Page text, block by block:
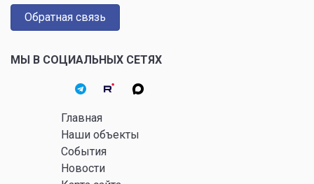
Обратная связь
МЫ В СОЦИАЛЬНЫХ СЕТЯХ
Главная
Наши объекты
События
Новости